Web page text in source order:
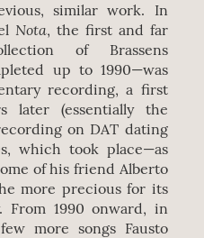
similar work. In
Nota, the first and far
of Brassens
up to 1990—was
recording, a first
later (essentially the
on DAT dating
which took place—as
of his friend Alberto
more precious for its
From 1990 onward, in
more songs Fausto